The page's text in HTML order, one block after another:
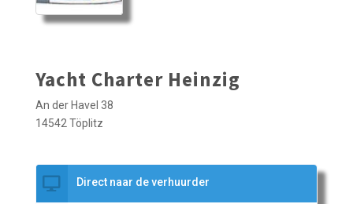
Yacht Charter Heinzig
An der Havel 38
14542 Töplitz
Direct naar de verhuurder